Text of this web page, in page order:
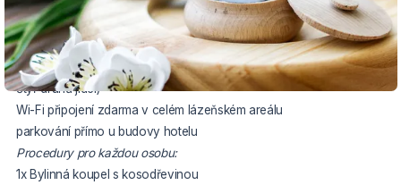
Balíček zahrnuje:
3x ubytování ve dvoulůžkovém pokoji
3x bohatá polopenze (snídaně formou rautu a večeře výběrem ze
čtyř druhů jídel)
Wi-Fi připojení zdarma v celém lázeňském areálu
parkování přímo u budovy hotelu
Procedury pro každou osobu:
1x Bylinná koupel s kosodřevinou